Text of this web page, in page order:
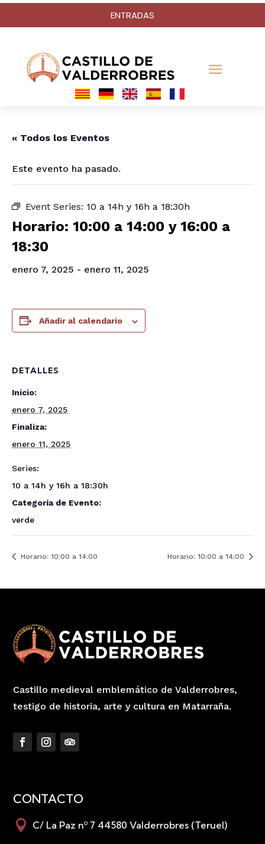
ENTRADAS
« Todos los Eventos
Este evento ha pasado.
Event Series: 10 a 14h y 16h a 18:30h
Horario: 10:00 a 14:00 y 16:00 a
18:30
enero 7, 2025 - enero 11, 2025
Añadir al calendario
DETALLES
Inicio:
enero 7, 2025
Finaliza:
enero 11, 2025
Series:
10 a 14h y 16h a 18:30h
Categoría de Evento:
verde
Horario: 10:00 a 14:00 Horario: 10:00 a 14:00
Castillo medieval emblemático de Valderrobres,
testigo de historia, arte y cultura en Matarraña.
CONTACTO
 C/ La Paz nº 7 44580 Valderrobres (Teruel)